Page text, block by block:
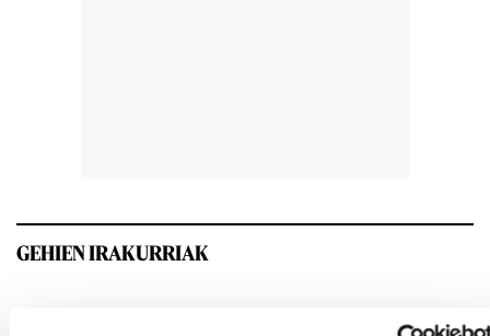
GEHIEN IRAKURRIAK